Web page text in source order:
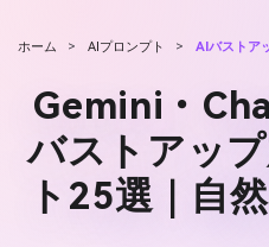
ホーム > AIプロンプト > AIバストア
Gemini・
バストアッ
ト25選｜自